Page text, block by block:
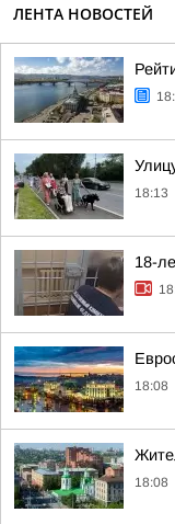
ЛЕНТА НОВОСТЕЙ
18:13
18-
18:08
18:08